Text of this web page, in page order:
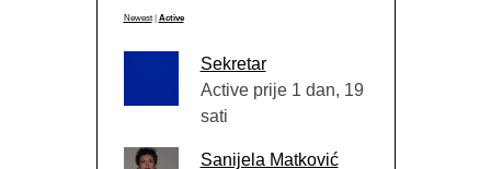
Newest | Active
Sekretar
Active prije 1 dan, 19
sati
Sanijela Matković